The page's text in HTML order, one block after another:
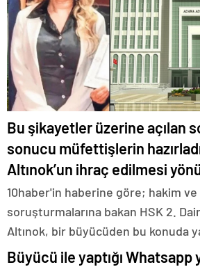
Bu şikayetler üzerine açılan
sonucu müfettişlerin
Altınok’un ihraç edilmesi
10haber'in haberine göre; hakim ve
soruşturmalarına bakan HSK 2.
Altınok, bir büyücüden bu konuda
Büyücü ile yaptığı Whatsapp